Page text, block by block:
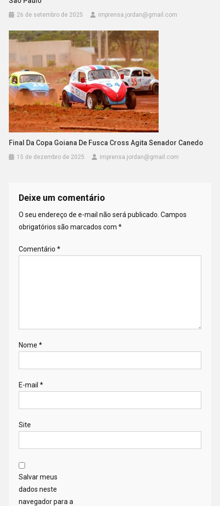
26 de setembro de 2025 imprensa.jordan@gmail.com
Final Da Copa Goiana De Fusca Cross Agita Senador Canedo
15 de dezembro de 2025 imprensa.jordan@gmail.com
Deixe um comentário
O seu endereço de e-mail não será publicado. Campos
obrigatórios são marcados com *
Comentário *
Nome *
E-mail *
Site
Salvar meus
dados neste
navegador para a